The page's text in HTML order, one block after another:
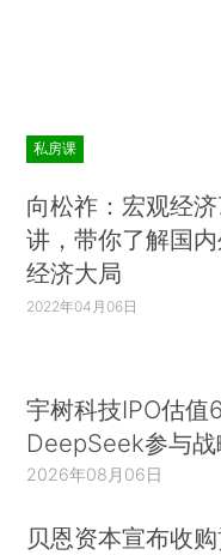
私房课
向松祚：宏观经
讲，带你了解国
经济大局
2022年04月06日
宇树科技IPO估值
DeepSeek参与战
2026年08月06日
贝恩资本宣布收